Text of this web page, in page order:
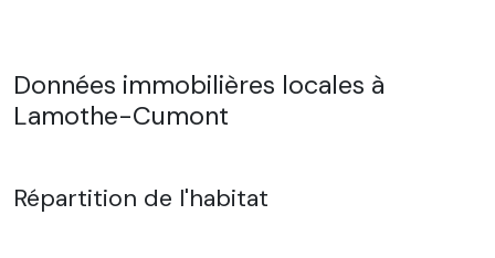
Données immobilières locales à
Lamothe-Cumont
Répartition de l'habitat